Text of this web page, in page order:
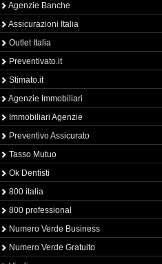
Agenzie Banche
Assicurazioni Italia
Outlet Italia
Preventivato.it
Stimato.it
Agenzie Immobiliari
Immobiliari Agenzie
Preventivo Assicurato
Tasso Mutuo
Ok Dentisti
800 italia
800 professional
Numero Verde Business
Numero Verde Gratuito